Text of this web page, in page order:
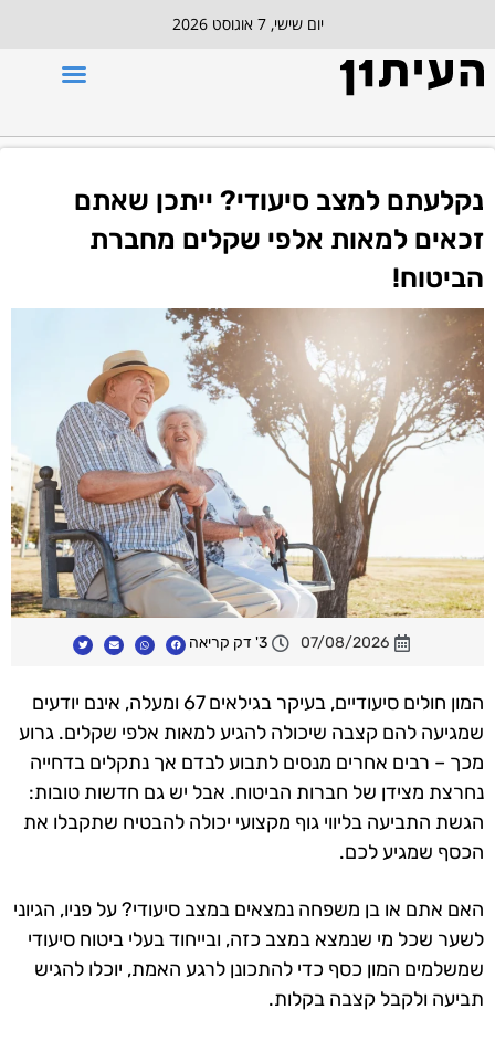
יום שישי, 7 אוגוסט 2026
נקלעתם למצב סיעודי? ייתכן שאתם
זכאים למאות אלפי שקלים מחברת
הביטוח!
07/08/2026 3' דק קריאה
המון חולים סיעודיים, בעיקר בגילאים 67 ומעלה, אינם יודעים
שמגיעה להם קצבה שיכולה להגיע למאות אלפי שקלים. גרוע
מכך – רבים אחרים מנסים לתבוע לבדם אך נתקלים בדחייה
נחרצת מצידן של חברות הביטוח. אבל יש גם חדשות טובות:
הגשת התביעה בליווי גוף מקצועי יכולה להבטיח שתקבלו את
הכסף שמגיע לכם.
האם אתם או בן משפחה נמצאים במצב סיעודי? על פניו, הגיוני
לשער שכל מי שנמצא במצב כזה, ובייחוד בעלי ביטוח סיעודי
שמשלמים המון כסף כדי להתכונן לרגע האמת, יוכלו להגיש
תביעה ולקבל קצבה בקלות.